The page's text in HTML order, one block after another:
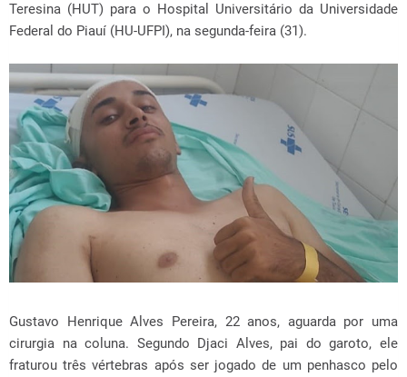
Teresina (HUT) para o Hospital Universitário da Universidade
Federal do Piauí (HU-UFPI), na segunda-feira (31).
Gustavo Henrique Alves Pereira, 22 anos, aguarda por uma
cirurgia na coluna. Segundo Djaci Alves, pai do garoto, ele
fraturou três vértebras após ser jogado de um penhasco pelo